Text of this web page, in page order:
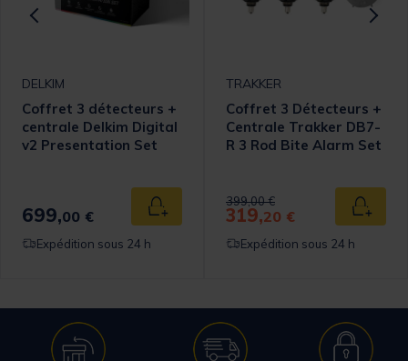
panier
DELKIM
Coffret 3 détecteurs +
centrale Delkim Digital
v2 Presentation Set
699,00 € Ajouter au panier
Expédition sous 24 h
TRAKKER
Coffret 3 Détecteurs +
Centrale Trakker DB7-
R 3 Rod Bite Alarm Set
Price reduced from
399,00 €to
319,20 €
Expédition sous 24 h